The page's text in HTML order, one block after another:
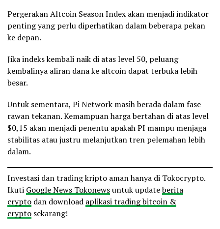
Pergerakan Altcoin Season Index akan menjadi indikator
penting yang perlu diperhatikan dalam beberapa pekan
ke depan.
Jika indeks kembali naik di atas level 50, peluang
kembalinya aliran dana ke altcoin dapat terbuka lebih
besar.
Untuk sementara, Pi Network masih berada dalam fase
rawan tekanan. Kemampuan harga bertahan di atas level
$0,15 akan menjadi penentu apakah PI mampu menjaga
stabilitas atau justru melanjutkan tren pelemahan lebih
dalam.
Investasi dan trading kripto aman hanya di Tokocrypto.
Ikuti Google News Tokonewsuntuk updateberita
crypto dan download aplikasi trading bitcoin &
crypto sekarang!